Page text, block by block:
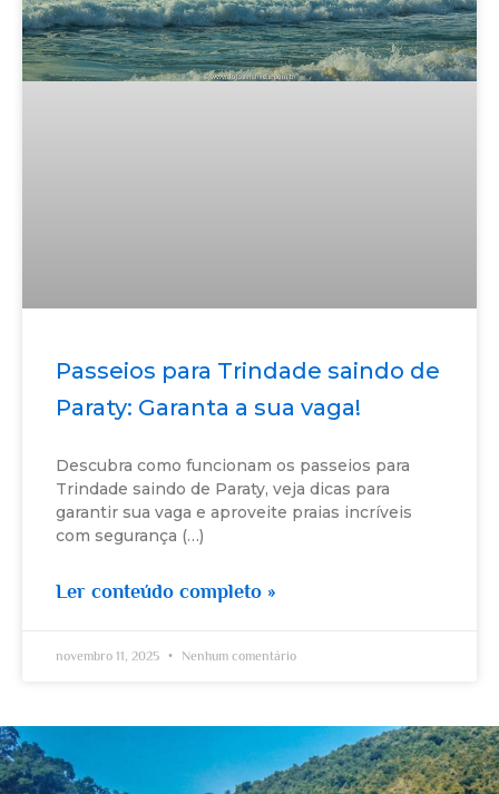
Passeios para Trindade saindo de
Paraty: Garanta a sua vaga!
Descubra como funcionam os passeios para
Trindade saindo de Paraty, veja dicas para
garantir sua vaga e aproveite praias incríveis
com segurança (…)
Ler conteúdo completo »
novembro 11, 2025 Nenhum comentário